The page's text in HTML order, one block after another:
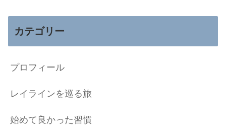
カテゴリー
プロフィール
レイラインを巡る旅
始めて良かった習慣